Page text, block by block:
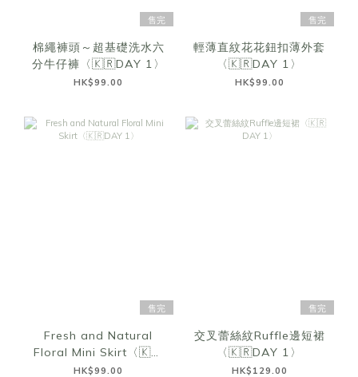
售完
棉繩褲頭～超基礎洗水六
分牛仔褲〈🇰🇷DAY 1〉
HK$99.00
售完
輕薄直紋花花鈕扣薄外套
〈🇰🇷DAY 1〉
HK$99.00
售完
Fresh and Natural
Floral Mini Skirt〈🇰🇷
DAY 1〉
HK$99.00
售完
交叉蕾絲紋Ruffle邊短裙
〈🇰🇷DAY 1〉
HK$129.00